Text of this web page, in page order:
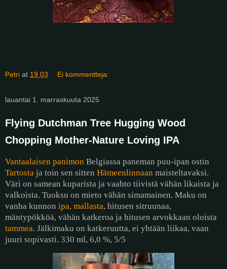
Petri at 19.03 Ei kommentteja:
lauantai 1. marraskuuta 2025
Flying Dutchman Tree Hugging Wood
Chopping Mother-Nature Loving IPA
Vantaalaisen panimon Belgiassa paneman puu-ipan ostin
Tartosta ja toin sen sitten Hämeenlinnaan maisteltavaksi.
Väri on samean kuparista ja vaahto tiivistä vähän likaista ja
valkoista. Tuoksu on mieto vähän simamainen. Maku on
vanha kunnon ipa, mallasta, hitusen sitruunaa,
mäntypökköä, vähän katkeroa ja hitusen arvokkaan oloista
tammea. Jälkimaku on katkeruutta, ei yhtään liikaa, vaan
juuri sopivasti. 330 ml, 6,0 %, 5/5